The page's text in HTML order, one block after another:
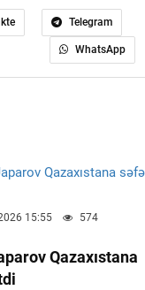
Telegram
WhatsApp
15:55 574
Qazaxıstana